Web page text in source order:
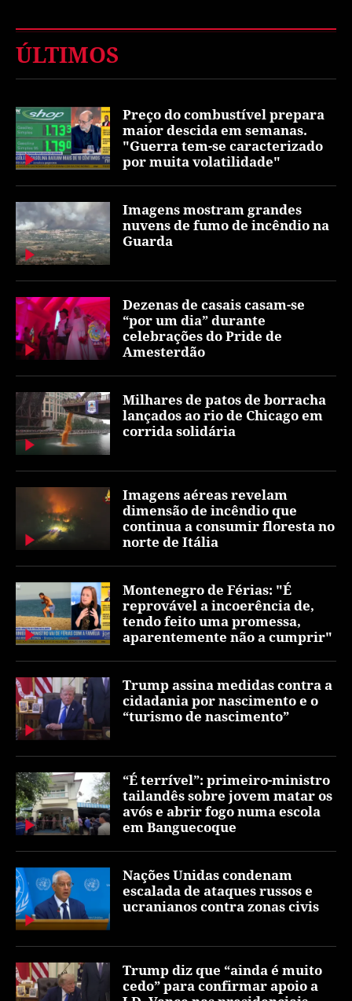
ÚLTIMOS
Preço do combustível prepara
maior descida em semanas.
"Guerra tem-se caracterizado
por muita volatilidade"
Imagens mostram grandes
nuvens de fumo de incêndio na
Guarda
Dezenas de casais casam-se
“por um dia” durante
celebrações do Pride de
Amesterdão
Milhares de patos de borracha
lançados ao rio de Chicago em
corrida solidária
Imagens aéreas revelam
dimensão de incêndio que
continua a consumir floresta no
norte de Itália
Montenegro de Férias: "É
reprovável a incoerência de,
tendo feito uma promessa,
aparentemente não a cumprir"
Trump assina medidas contra a
cidadania por nascimento e o
“turismo de nascimento”
“É terrível”: primeiro-ministro
tailandês sobre jovem matar os
avós e abrir fogo numa escola
em Banguecoque
Nações Unidas condenam
escalada de ataques russos e
ucranianos contra zonas civis
Trump diz que “ainda é muito
cedo” para confirmar apoio a